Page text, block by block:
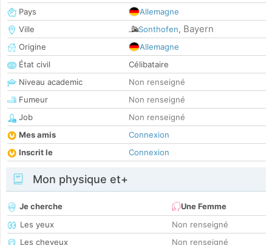
Pays
Allemagne
Ville
Sonthofen, Bayern
Origine
Allemagne
État civil
Célibataire
Niveau academic
Non renseigné
Fumeur
Non renseigné
Job
Non renseigné
Mes amis
Connexion
Inscrit le
Connexion
Mon physique et+
Je cherche
Une Femme
Les yeux
Non renseigné
Les cheveux
Non renseigné